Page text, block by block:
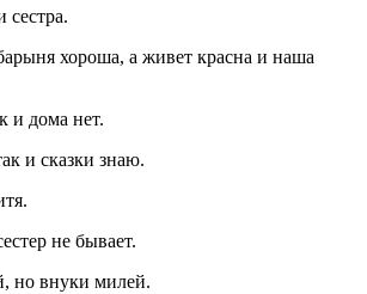
сестра.
хороша, а живет красна и наша
и дома нет.
и сказки знаю.
не бывает.
но внуки милей.